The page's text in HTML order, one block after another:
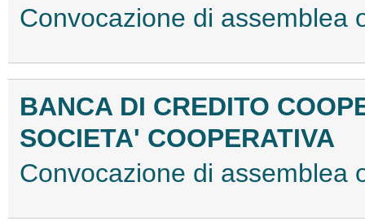
Convocazione di assemblea
BANCA DI CREDITO
SOCIETA' COOPERATIVA
Convocazione di assemblea